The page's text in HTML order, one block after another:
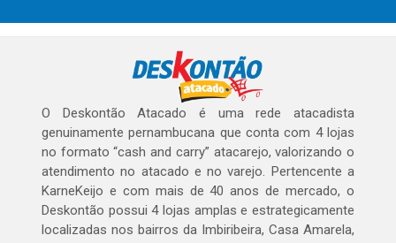
O Deskontão Atacado é uma rede atacadista
genuinamente pernambucana que conta com 4 lojas
no formato “cash and carry” atacarejo, valorizando o
atendimento no atacado e no varejo. Pertencente a
KarneKeijo e com mais de 40 anos de mercado, o
Deskontão possui 4 lojas amplas e estrategicamente
localizadas nos bairros da Imbiribeira, Casa Amarela,